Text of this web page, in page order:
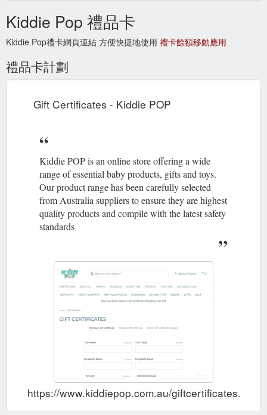
Kiddie Pop 禮品卡
Kiddie Pop禮卡網頁連結 方便快捷地使用 禮卡餘額移動應用
禮品卡計劃
Gift Certificates - Kiddie POP
Kiddie POP is an online store offering a wide
range of essential baby products, gifts and toys.
Our product range has been carefully selected
from Australia suppliers to ensure they are highest
quality products and compile with the latest safety
standards
https://www.kiddiepop.com.au/giftcertificates.php